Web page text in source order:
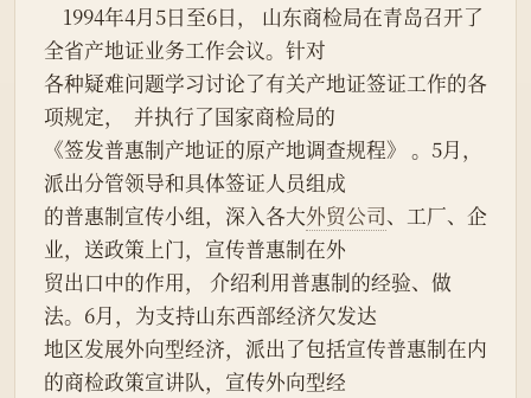
全省产地证业务工作会议。针对
各种疑难问题学习讨论了有关产地证签证工作的各
项规定，  并执行了国家商检局的
《签发普惠制产地证的原产地调查规程》 。5月，
派出分管领导和具体签证人员组成
的普惠制宣传小组，深入各大外贸公司、工厂、企
业，送政策上门，宣传普惠制在外
贸出口中的作用， 介绍利用普惠制的经验、做
法。6月，为支持山东西部经济欠发达
地区发展外向型经济，派出了包括宣传普惠制在内
的商检政策宣讲队，宣传外向型经